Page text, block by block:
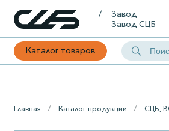
Завод
Завод СЦБ
Каталог товаров
Главная Каталог продукции СЦБ,